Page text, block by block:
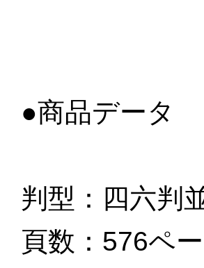
●商品データ
判型：四六判
頁数：576ペ